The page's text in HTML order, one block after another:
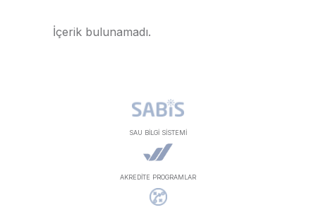
İçerik bulunamadı.
SAU BİLGİ SİSTEMİ
AKREDİTE PROGRAMLAR